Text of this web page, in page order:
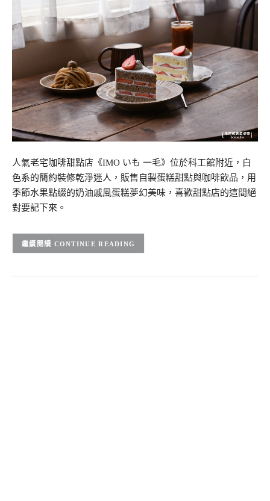
人氣老宅咖啡甜點店《IMO いも 一毛》位於科工館附近，白
色系的簡約裝修乾淨迷人，販售自製蛋糕甜點與咖啡飲品，用
季節水果點綴的奶油戚風蛋糕夢幻美味，喜歡甜點店的這間絕
對要記下來。
CONTINUE READING